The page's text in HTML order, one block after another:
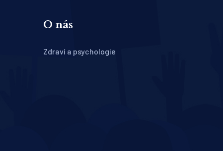
O nás
Zdraví a psychologie